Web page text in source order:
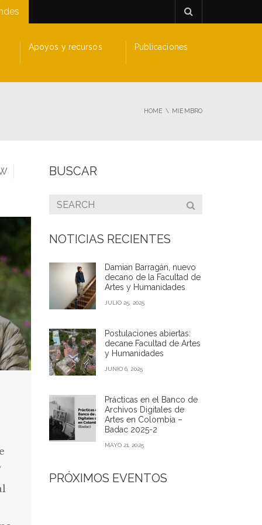
Apoyos y recursos Publicaciones
HOME MIEMBRO
BUSCAR
NOTICIAS RECIENTES
Damian Barragán, nuevo
decano de la Facultad de
Artes y Humanidades
JULIO 25, 2025
Postulaciones abiertas:
decane Facultad de Artes
y Humanidades
JUNIO 6, 2025
Prácticas en el Banco de
Archivos Digitales de
Artes en Colombia –
Badac 2025-2
MAYO 21, 2025
PRÓXIMOS EVENTOS